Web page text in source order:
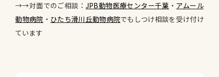
→→対面でのご相談：JPB動物医療センター千葉 ・ アムール
動物病院 ・ ひたち滑川丘動物病院でもしつけ相談を受け付け
ています